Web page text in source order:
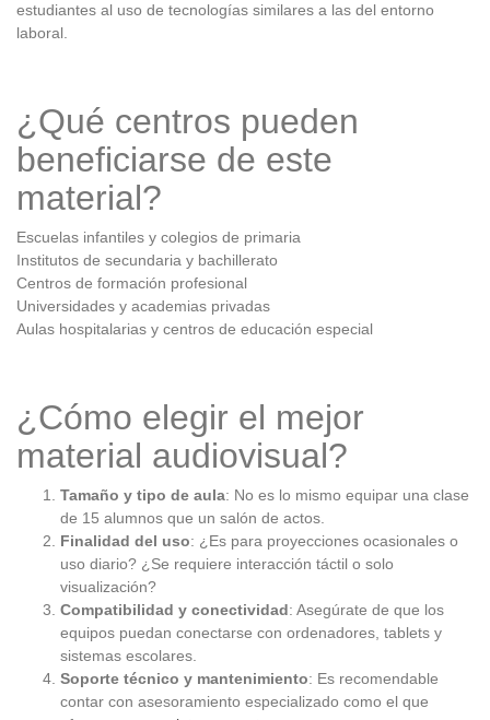
estudiantes al uso de tecnologías similares a las del entorno
laboral.
¿Qué centros pueden
beneficiarse de este
material?
Escuelas infantiles y colegios de primaria
Institutos de secundaria y bachillerato
Centros de formación profesional
Universidades y academias privadas
Aulas hospitalarias y centros de educación especial
¿Cómo elegir el mejor
material audiovisual?
Tamaño y tipo de aula: No es lo mismo equipar una clase
de 15 alumnos que un salón de actos.
Finalidad del uso: ¿Es para proyecciones ocasionales o
uso diario? ¿Se requiere interacción táctil o solo
visualización?
Compatibilidad y conectividad: Asegúrate de que los
equipos puedan conectarse con ordenadores, tablets y
sistemas escolares.
Soporte técnico y mantenimiento: Es recomendable
contar con asesoramiento especializado como el que